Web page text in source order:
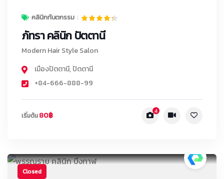
คลินิกทันตกรรม
ภัทรา คลินิก ปัตตานี
Modern Hair Style Salon
เมืองปัตตานี,ปัตตานี
+84-666-888-99
เริ่มต้น80฿ 4
Closed